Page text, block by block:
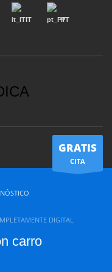
IT PT
GRATIS
CITA
DIGITAL
carro